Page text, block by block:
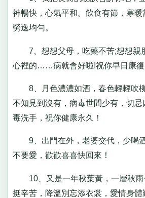
神暢快，心氣平和。飲食有節，寒暖
勞逸均勻。
7、想想父母，吃藥不苦;想想親
心裡的……病就會好啦!祝你早日康復
8、月色濃濃如酒，春色輕輕吹柳
不知見到沒有，病毒世間少有，切忌
毒洗手，祝你健康永久！
9、出門在外，老婆交代，少喝
不要愛，歡歡喜喜快回來！
10、又是一年秋葉黃，一層秋雨
挺辛苦，降溫別忘添衣裳，愛情身